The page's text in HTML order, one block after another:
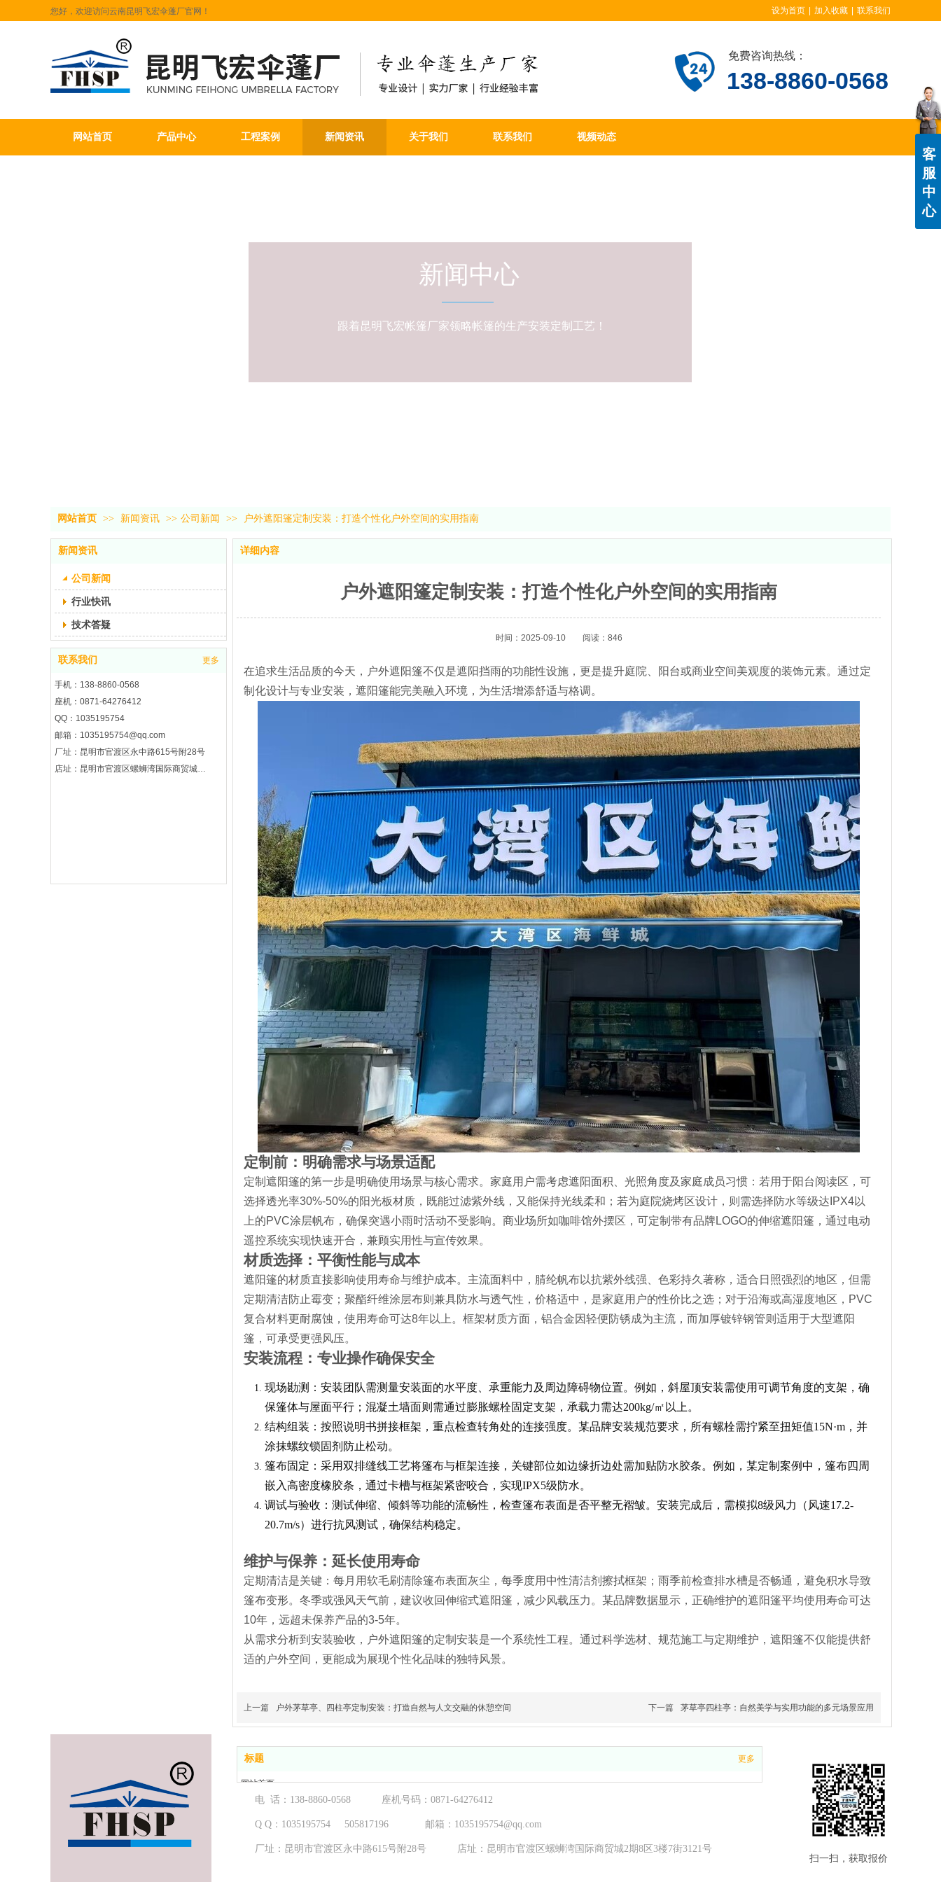
您好，欢迎访问云南昆明飞宏伞蓬厂官网！
138-8860-0568
免费咨询热线：
设为首页 加入收藏 联系我们
网站首页 产品中心 工程案例 新闻资讯 关于我们 联系我们 视频动态
新闻中心
跟着昆明飞宏帐篷厂家领略帐篷的生产安装定制工艺！
网站首页 >> 新闻资讯 >> 公司新闻 >> 户外遮阳篷定制安装：打造个性化户外空间的实用指南
新闻资讯
公司新闻
行业快讯
技术答疑
联系我们 更多
手机：138-8860-0568
座机：0871-64276412
QQ：1035195754
邮箱：1035195754@qq.com
厂址：昆明市官渡区永中路615号附28号
店址：昆明市官渡区螺蛳湾国际商贸城2期8区3楼7街3121号
详细内容
户外遮阳篷定制安装：打造个性化户外空间的实用指南
时间：2025-09-10 阅读：846
在追求生活品质的今天，户外遮阳篷不仅是遮阳挡雨的功能性设施，更是提升庭院、阳台或商业空间美观度的装饰元素。通过定
制化设计与专业安装，遮阳篷能完美融入环境，为生活增添舒适与格调。
定制前：明确需求与场景适配
定制遮阳篷的第一步是明确使用场景与核心需求。家庭用户需考虑遮阳面积、光照角度及家庭成员习惯：若用于阳台阅读区，可
选择透光率30%-50%的阳光板材质，既能过滤紫外线，又能保持光线柔和；若为庭院烧烤区设计，则需选择防水等级达IPX4以
上的PVC涂层帆布，确保突遇小雨时活动不受影响。商业场所如咖啡馆外摆区，可定制带有品牌LOGO的伸缩遮阳篷，通过电动
遥控系统实现快速开合，兼顾实用性与宣传效果。
材质选择：平衡性能与成本
遮阳篷的材质直接影响使用寿命与维护成本。主流面料中，腈纶帆布以抗紫外线强、色彩持久著称，适合日照强烈的地区，但需
定期清洁防止霉变；聚酯纤维涂层布则兼具防水与透气性，价格适中，是家庭用户的性价比之选；对于沿海或高湿度地区，PVC
复合材料更耐腐蚀，使用寿命可达8年以上。框架材质方面，铝合金因轻便防锈成为主流，而加厚镀锌钢管则适用于大型遮阳
篷，可承受更强风压。
安装流程：专业操作确保安全
现场勘测：安装团队需测量安装面的水平度、承重能力及周边障碍物位置。例如，斜屋顶安装需使用可调节角度的支架，确
保篷体与屋面平行；混凝土墙面则需通过膨胀螺栓固定支架，承载力需达200kg/㎡以上。
结构组装：按照说明书拼接框架，重点检查转角处的连接强度。某品牌安装规范要求，所有螺栓需拧紧至扭矩值15N·m，并
涂抹螺纹锁固剂防止松动。
篷布固定：采用双排缝线工艺将篷布与框架连接，关键部位如边缘折边处需加贴防水胶条。例如，某定制案例中，篷布四周
嵌入高密度橡胶条，通过卡槽与框架紧密咬合，实现IPX5级防水。
调试与验收：测试伸缩、倾斜等功能的流畅性，检查篷布表面是否平整无褶皱。安装完成后，需模拟8级风力（风速17.2-
20.7m/s）进行抗风测试，确保结构稳定。
维护与保养：延长使用寿命
定期清洁是关键：每月用软毛刷清除篷布表面灰尘，每季度用中性清洁剂擦拭框架；雨季前检查排水槽是否畅通，避免积水导致
篷布变形。冬季或强风天气前，建议收回伸缩式遮阳篷，减少风载压力。某品牌数据显示，正确维护的遮阳篷平均使用寿命可达
10年，远超未保养产品的3-5年。
从需求分析到安装验收，户外遮阳篷的定制安装是一个系统性工程。通过科学选材、规范施工与定期维护，遮阳篷不仅能提供舒
适的户外空间，更能成为展现个性化品味的独特风景。
上一篇 户外茅草亭、四柱亭定制安装：打造自然与人文交融的休憩空间 下一篇 茅草亭四柱亭：自然美学与实用功能的多元场景应用
标题 更多
网站首页
产品中心
新闻资讯
电 话： 138-8860-0568 座机号码：0871-64276412
Q Q：1035195754 505817196 邮箱：1035195754@qq.com
厂址：昆明市官渡区永中路615号附28号 店址：昆明市官渡区螺蛳湾国际商贸城2期8区3楼7街3121号
扫一扫，获取报价
客
服
中
心